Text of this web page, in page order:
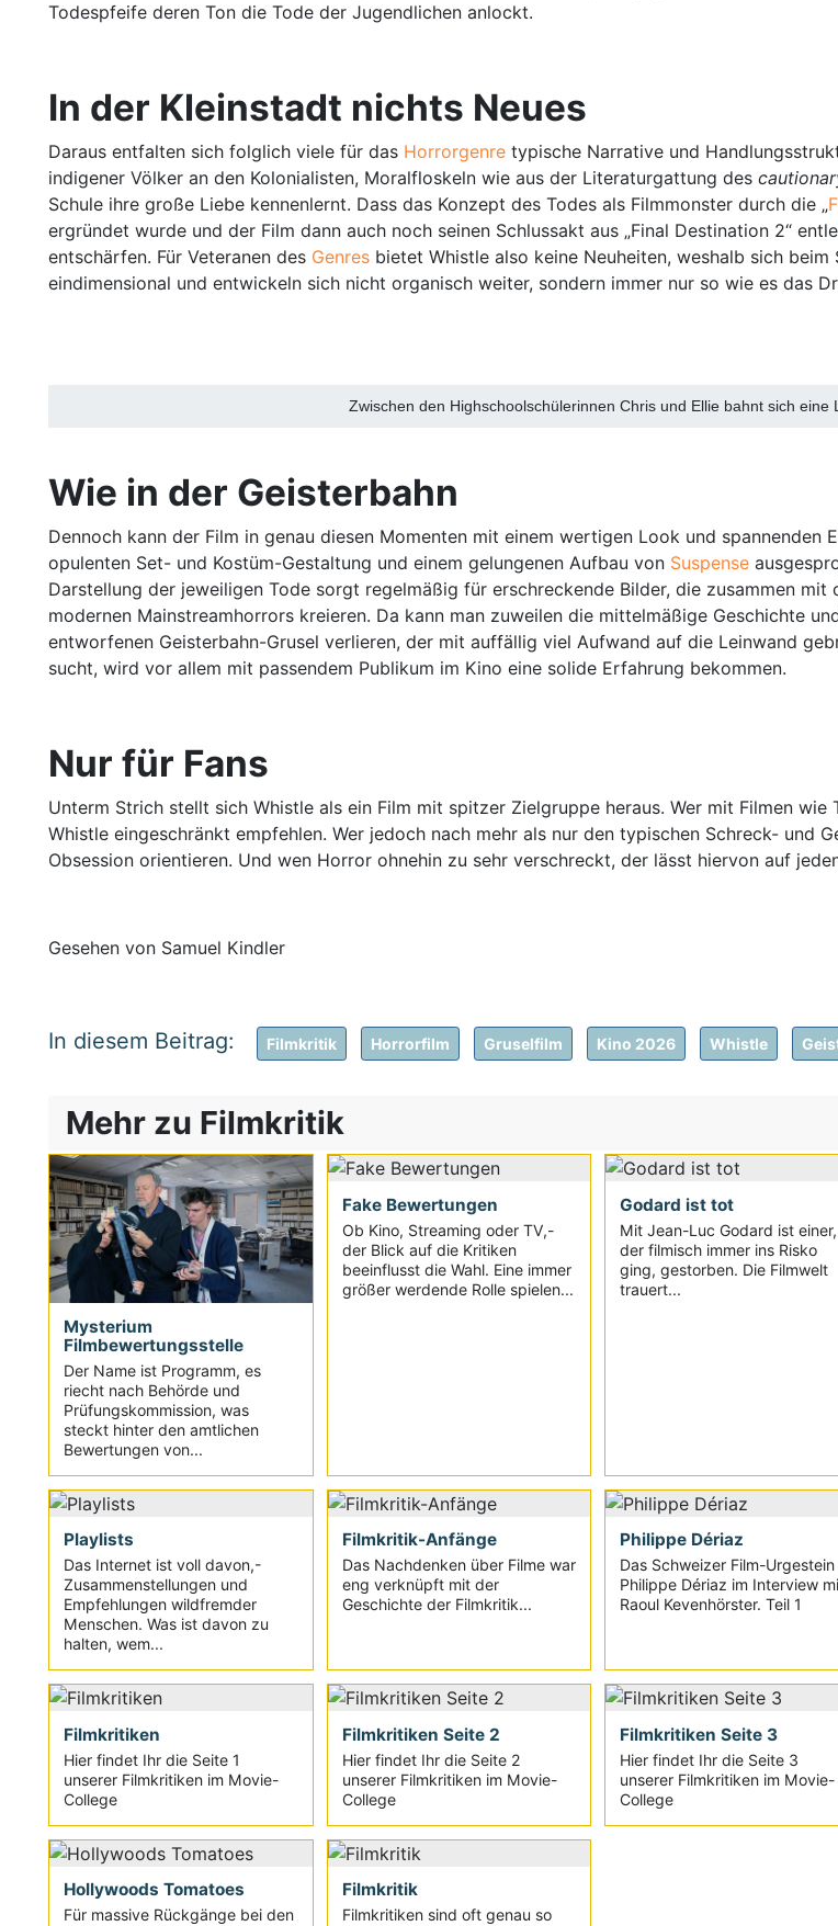
Todespfeife deren Ton die Tode der Jugendlichen anlockt.
In der Kleinstadt nichts Neues
Daraus entfalten sich folglich viele für das Horrorgenre typische Narrative und
indigener Völker an den Kolonialisten, Moralfloskeln wie aus der Literaturgattung des
Schule ihre große Liebe kennenlernt. Dass das Konzept des Todes als Filmmonster durch die „
ergründet wurde und der Film dann auch noch seinen Schlussakt aus „Final Destination 2“
entschärfen. Für Veteranen des Genres bietet Whistle also keine Neuheiten, weshalb sich
eindimensional und entwickeln sich nicht organisch weiter, sondern immer nur so wie es das
Zwischen den Highschoolschülerinnen Chris und Ellie bahnt sich
Wie in der Geisterbahn
Dennoch kann der Film in genau diesen Momenten mit einem wertigen Look und
opulenten Set- und Kostüm-Gestaltung und einem gelungenen Aufbau von Suspense
Darstellung der jeweiligen Tode sorgt regelmäßig für erschreckende Bilder, die zusammen mit
modernen Mainstreamhorrors kreieren. Da kann man zuweilen die mittelmäßige Geschichte
entworfenen Geisterbahn-Grusel verlieren, der mit auffällig viel Aufwand auf die Leinwand
sucht, wird vor allem mit passendem Publikum im Kino eine solide Erfahrung bekommen.
Nur für Fans
Unterm Strich stellt sich Whistle als ein Film mit spitzer Zielgruppe heraus. Wer mit Filmen
Whistle eingeschränkt empfehlen. Wer jedoch nach mehr als nur den typischen Schreck- und
Obsession orientieren. Und wen Horror ohnehin zu sehr verschreckt, der lässt hiervon auf
Gesehen von Samuel Kindler
Filmkritik Horrorfilm Gruselfilm Kino 2026 Whistle
Mehr zu Filmkritik
Mysterium
Filmbewertungsstelle
Der Name ist Programm, es
riecht nach Behörde und
Prüfungskommission, was
steckt hinter den amtlichen
Bewertungen von...
Fake Bewertungen
Ob Kino, Streaming oder TV,-
der Blick auf die Kritiken
beeinflusst die Wahl. Eine immer
größer werdende Rolle spielen...
Godard ist tot
Mit Jean-Luc Godard ist einer,
der filmisch immer ins Risko
ging, gestorben. Die Filmwelt
trauert...
Playlists
Das Internet ist voll davon,-
Zusammenstellungen und
Empfehlungen wildfremder
Menschen. Was ist davon zu
halten, wem...
Filmkritik-Anfänge
Das Nachdenken über Filme war
eng verknüpft mit der
Geschichte der Filmkritik...
Philippe Dériaz
Das Schweizer Film-Urgestein
Philippe Dériaz im Interview
Raoul Kevenhörster. Teil 1
Filmkritiken
Hier findet Ihr die Seite 1
unserer Filmkritiken im Movie-
College
Filmkritiken Seite 2
Hier findet Ihr die Seite 2
unserer Filmkritiken im Movie-
College
Filmkritiken Seite 3
Hier findet Ihr die Seite 3
unserer Filmkritiken im Movie-
College
Hollywoods Tomatoes
Für massive Rückgänge bei den
Filmkritik
Filmkritiken sind oft genau so